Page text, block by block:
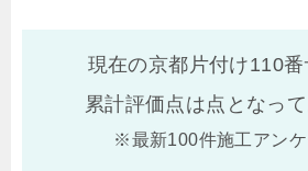
現在の京都片付け110
累計評価点は点となっ
※最新100件施工アン